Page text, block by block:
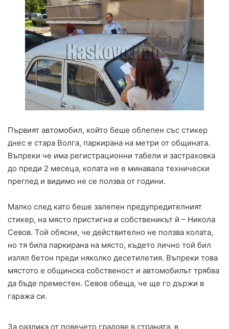
Първият автомобил, който беше облепен със стикер
днес е стара Волга, паркирана на метри от общината.
Въпреки че има регистрационни табели и застраховка
до преди 2 месеца, колата не е минавала технически
преглед и видимо не се ползва от години.
Малко след като беше залепен предупредителният
стикер, на място пристигна и собственикът й – Никола
Севов. Той обясни, че действително не ползва колата,
но тя била паркирана на място, където лично той бил
излял бетон преди няколко десетилетия. Въпреки това
мястото е общинска собственост и автомобилът трябва
да бъде преместен. Севов обеща, че ще го държи в
гаража си.
За разлика от повечето градове в страната, в